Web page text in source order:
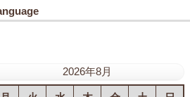
2026年8月